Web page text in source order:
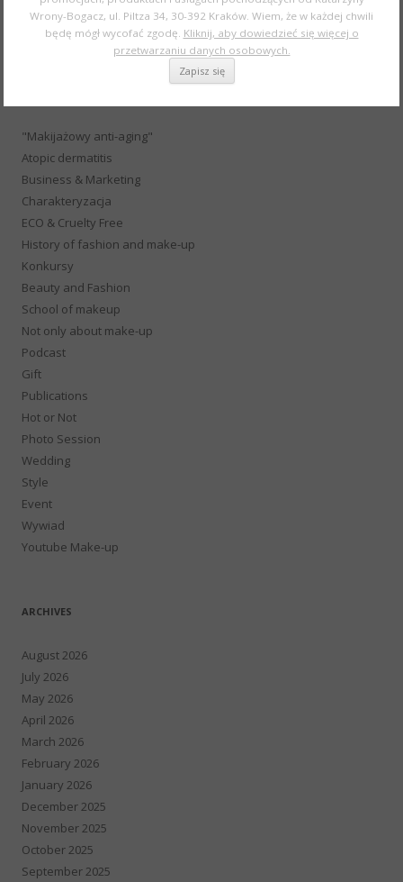
Search
"Makijażowy anti-aging"
Atopic dermatitis
Business & Marketing
Charakteryzacja
ECO & Cruelty Free
History of fashion and make-up
Konkursy
Beauty and Fashion
School of makeup
Not only about make-up
Podcast
Gift
Publications
Hot or Not
Photo Session
Wedding
Style
Event
Wywiad
Youtube Make-up
ARCHIVES
August 2026
July 2026
May 2026
April 2026
March 2026
February 2026
January 2026
December 2025
November 2025
October 2025
September 2025
Wrony-Bogacz, ul. Piltza 34, 30-392 Kraków. Wiem, że w każdej chwili
będę mógł wycofać zgodę. Kliknij, aby dowiedzieć się więcej o
przetwarzaniu danych osobowych.